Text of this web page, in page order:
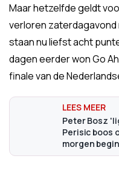
Maar hetzelfde geldt
verloren zaterdagavond
staan nu liefst acht
dagen eerder won Go
finale van de
Peter Bosz
Perisic boos
morgen